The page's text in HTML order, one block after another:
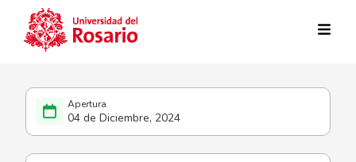
04 de Diciembre, 2024